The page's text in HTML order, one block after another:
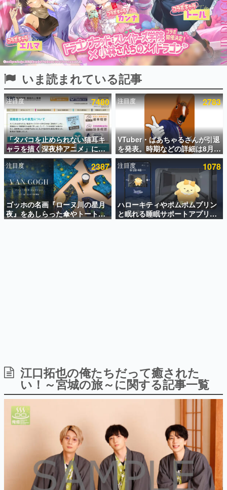
アプリセール情報
インタビュー
連載・特集一覧
殿堂入り記事
SNS拡散数が数千以上！ ページビュー数万以上！ などな
ど。多くの人々に読まれた、電ファミ渾身の“殿堂入り”記
事をまとめました。
ゲームの企画書
名作ゲームクリエイターの方々に製作時のエピソードをお
聞きし、ヒットする企画（ゲーム）とは何か？を探ってい
きます。
赫本
この物語を解いてはいけない。『赫本』は、〈試験問題〉
の形をした短編ホラー小説集です。
新世代に訊く
これからのデジタルゲーム市場を担う若きクリエイター達
の姿を追い、彼らのルーツと情熱を探っていきます。
ゲーム開発者・hamatsu氏がゲームの魅力を画面や操作の
具体的な形から解き明かしていく、硬派で骨太な評論連載
です。
ゲームが変えた日本語
の起源や用法の変遷を、コンピューター文化史研究家・タ
イニーP氏が徹底調査。
カテゴリ
特集記事
いま読まれている記事
注目度 7480
「タバコを止められない猫耳キ
ャラを描く深夜枠アニメ」に視
聴者の一部から批判意見。違法
薬物の使用と思しき描写も含め
て、BPOが議論を交わす
注目度 2783
VTuber・ばあちゃるさんが引退
を発表。時期などの詳細は8月9
日15時からの配信で説明
注目度 2387
ゴッホの名画『ローヌ川の星月
夜』をあしらった傘やトートバ
ッグなどが登場。8月7日21時よ
注目度 1078
ハローキティやポムポムプリン
と眠れる睡眠サポートアプリ
『ゆめたび』が配信中。キャラ
江口拓也の俺たちだって癒された
い！～宮城の旅～に関する記事一覧